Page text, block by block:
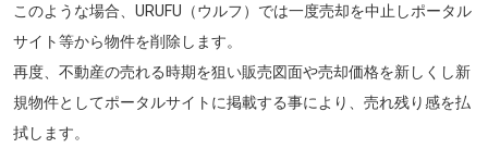
このような場合、URUFU（ウルフ）では一度売却を中止しポータル
サイト等から物件を削除します。
再度、不動産の売れる時期を狙い販売図面や売却価格を新しくし新
規物件としてポータルサイトに掲載する事により、売れ残り感を払
拭します。